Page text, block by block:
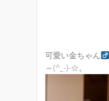
可愛い金ちゃん
～(^_-)-☆。